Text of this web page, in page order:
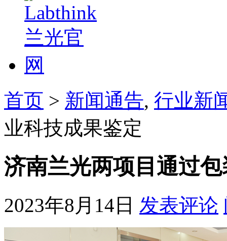
首页 > 新闻通告, 行业新
业科技成果鉴定
济南兰光两项目通过
2023年8月14日 发表评论